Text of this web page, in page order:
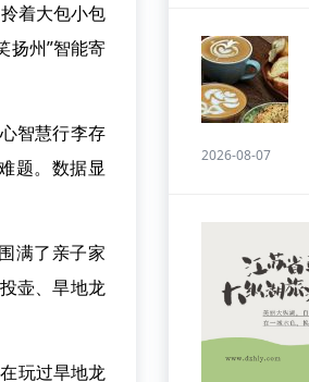
着大包小包
扬州”智能寄
智慧行李存
题。数据显
满了亲子家
壶、旱地龙
玩过旱地龙
2026-08-07